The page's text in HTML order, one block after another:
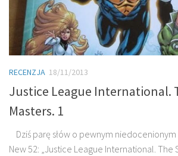
RECENZJA 18/11/2013
Justice League International.
Masters. 1
Dziś parę słów o pewnym
New 52: „Justice League International. The